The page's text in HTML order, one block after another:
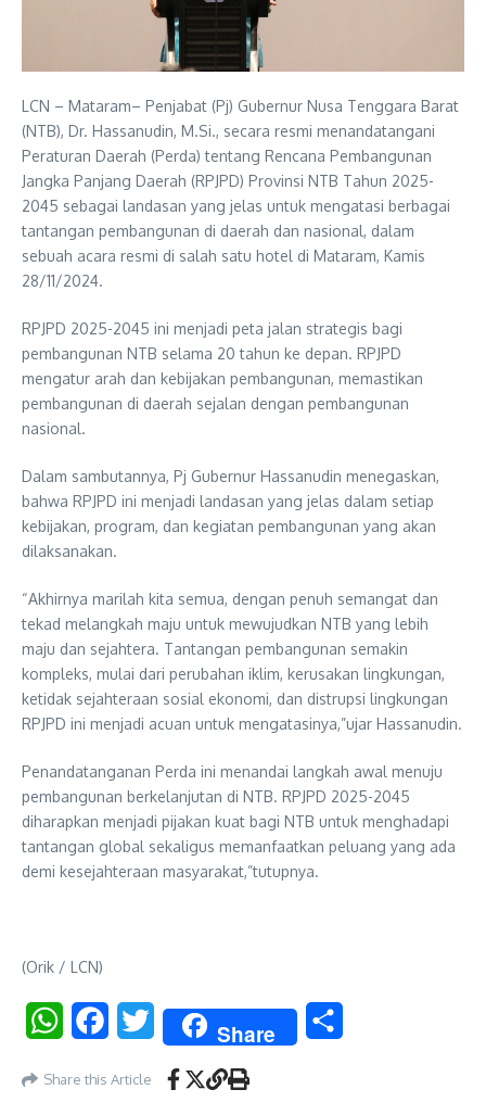
LCN – Mataram– Penjabat (Pj) Gubernur Nusa Tenggara Barat
(NTB), Dr. Hassanudin, M.Si., secara resmi menandatangani
Peraturan Daerah (Perda) tentang Rencana Pembangunan
Jangka Panjang Daerah (RPJPD) Provinsi NTB Tahun 2025-
2045 sebagai landasan yang jelas untuk mengatasi berbagai
tantangan pembangunan di daerah dan nasional, dalam
sebuah acara resmi di salah satu hotel di Mataram, Kamis
28/11/2024.
RPJPD 2025-2045 ini menjadi peta jalan strategis bagi
pembangunan NTB selama 20 tahun ke depan. RPJPD
mengatur arah dan kebijakan pembangunan, memastikan
pembangunan di daerah sejalan dengan pembangunan
nasional.
Dalam sambutannya, Pj Gubernur Hassanudin menegaskan,
bahwa RPJPD ini menjadi landasan yang jelas dalam setiap
kebijakan, program, dan kegiatan pembangunan yang akan
dilaksanakan.
“Akhirnya marilah kita semua, dengan penuh semangat dan
tekad melangkah maju untuk mewujudkan NTB yang lebih
maju dan sejahtera. Tantangan pembangunan semakin
kompleks, mulai dari perubahan iklim, kerusakan lingkungan,
ketidak sejahteraan sosial ekonomi, dan distrupsi lingkungan
RPJPD ini menjadi acuan untuk mengatasinya,”ujar Hassanudin.
Penandatanganan Perda ini menandai langkah awal menuju
pembangunan berkelanjutan di NTB. RPJPD 2025-2045
diharapkan menjadi pijakan kuat bagi NTB untuk menghadapi
tantangan global sekaligus memanfaatkan peluang yang ada
demi kesejahteraan masyarakat,”tutupnya.
(Orik / LCN)
WhatsAppFacebookTwitter Share
Share this Article